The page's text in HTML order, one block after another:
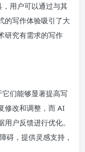
，用户可以通过与其
的写作体验吸引了大
研究有需求的写作
们能够显著提高写
修改和调整，而 AI
户反馈进行优化。
碍，提供灵感支持，